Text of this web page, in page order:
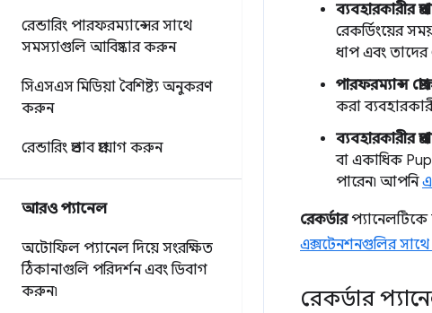
রেন্ডারিং পারফরম্যান্সের সাথে
সমস্যাগুলি আবিষ্কার করুন
সিএসএস মিডিয়া বৈশিষ্ট্য অনুকরণ
করুন
রেন্ডারিং প্রভাব প্রয়োগ করুন
আরও প্যানেল
অটোফিল প্যানেল দিয়ে সংরক্ষিত
ঠিকানাগুলি পরিদর্শন এবং ডিবাগ
করুন৷
ব্যবহারকারীর
রেকর্ডিংয়ের
ধাপ এবং
পারফরম্যান্স
করা
ব্যবহারকারীর
বা একাধিক
পারেন৷ আপনি
রেকর্ডার
এক্সটেনশনগুলির
রেকর্ডার